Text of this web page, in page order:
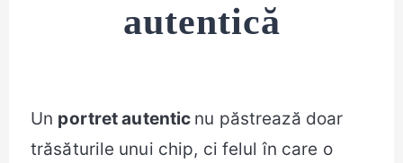
autentică
Un portret autentic nu păstrează doar
trăsăturile unui chip, ci felul în care o